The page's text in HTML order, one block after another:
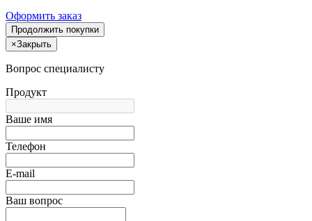
Оформить заказ
Продолжить покупки
×Закрыть
Вопрос специалисту
Продукт
Ваше имя
Телефон
E-mail
Ваш вопрос